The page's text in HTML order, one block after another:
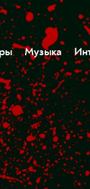
Музыка